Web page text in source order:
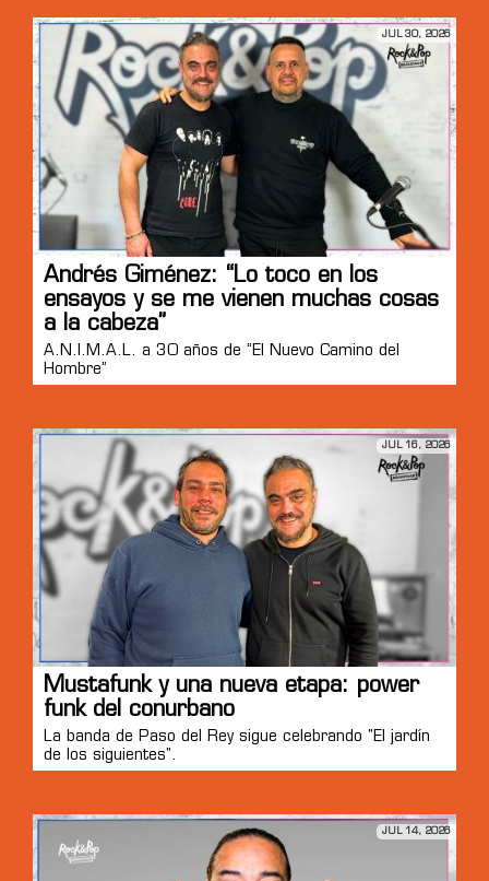
JUL 30, 2026
Andrés Giménez: “Lo toco en los
ensayos y se me vienen muchas cosas
a la cabeza”
A.N.I.M.A.L. a 30 años de “El Nuevo Camino del
Hombre”
JUL 16, 2026
Mustafunk y una nueva etapa: power
funk del conurbano
La banda de Paso del Rey sigue celebrando "El jardín
de los siguientes".
JUL 14, 2026